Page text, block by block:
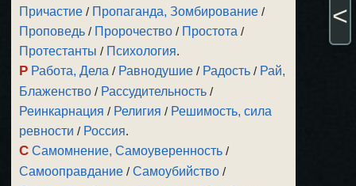
Причастие / Пропаганда, Зомбирование /
Проповедь / Пророчество / Простота /
Протестанты / Психология.
Р Работа, Дела / Равнодушие / Радость / Рай,
Блаженство / Рассудительность /
Реинкарнация / Религия / Решимость, сила
ревности / Россия.
С Самомнение, Самоуверенность /
Самооправдание /Самоубийство /
<